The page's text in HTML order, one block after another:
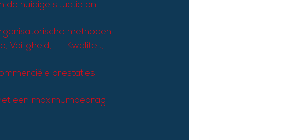
de huidige situatie en
methoden
Kwaliteit,
prestaties
een maximumbedrag